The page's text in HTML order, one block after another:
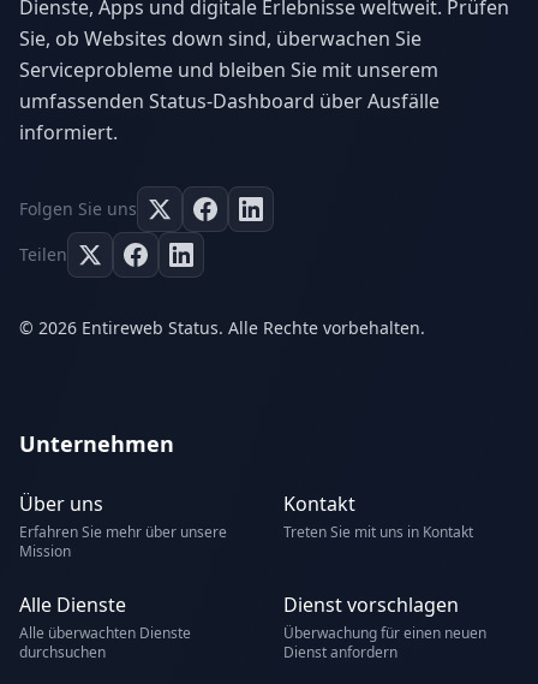
Dienste, Apps und digitale Erlebnisse weltweit. Prüfen
Sie, ob Websites down sind, überwachen Sie
Serviceprobleme und bleiben Sie mit unserem
umfassenden Status-Dashboard über Ausfälle
informiert.
Folgen Sie uns
Teilen
© 2026 Entireweb Status. Alle Rechte vorbehalten.
Unternehmen
Über uns
Erfahren Sie mehr über unsere
Mission
Kontakt
Treten Sie mit uns in Kontakt
Alle Dienste
Alle überwachten Dienste
durchsuchen
Dienst vorschlagen
Überwachung für einen neuen
Dienst anfordern